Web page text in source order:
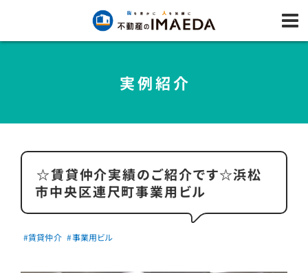
実例紹介
☆賃貸仲介実績のご紹介です☆浜松
市中央区連尺町事業用ビル
#賃貸仲介 #事業用ビル